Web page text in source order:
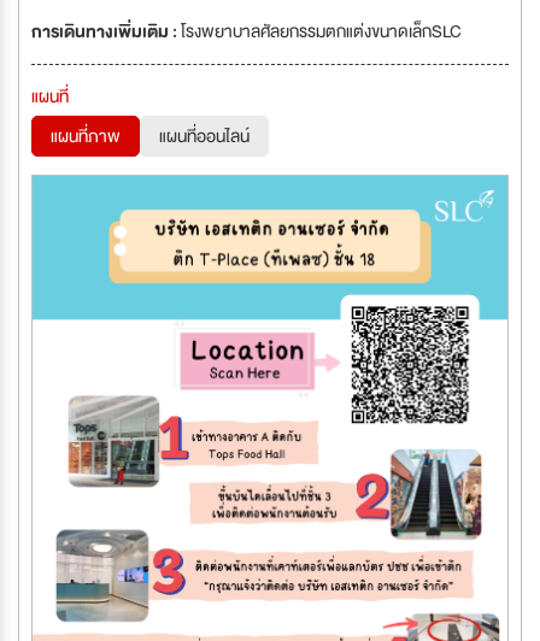
การเดินทางเพิ่มเติม :โรงพยาบาลศัลยกรรมตกแต่งขนาดเล็กSLC
แผนที่
แผนที่ภาพ
แผนที่ออนไลน์